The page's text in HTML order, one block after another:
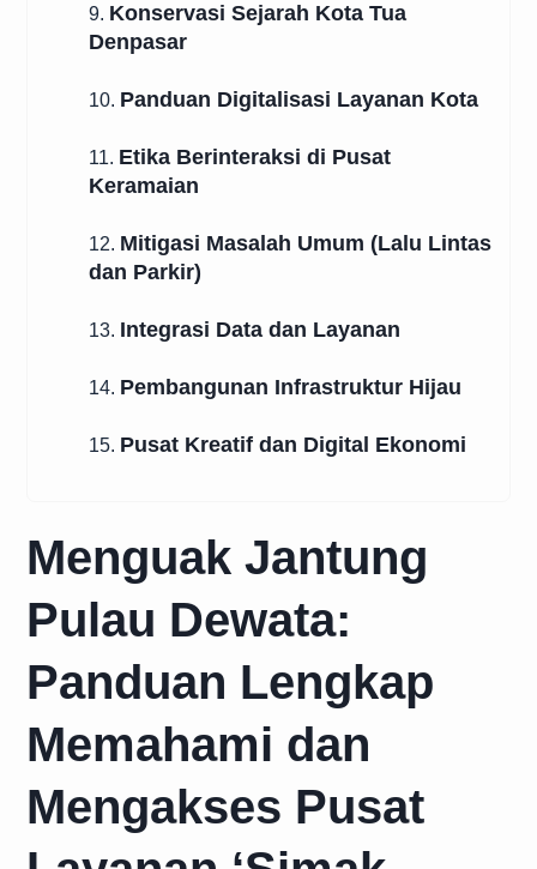
9. Konservasi Sejarah Kota Tua
Denpasar
10. Panduan Digitalisasi Layanan Kota
11. Etika Berinteraksi di Pusat
Keramaian
12. Mitigasi Masalah Umum (Lalu Lintas
dan Parkir)
13. Integrasi Data dan Layanan
14. Pembangunan Infrastruktur Hijau
15. Pusat Kreatif dan Digital Ekonomi
Menguak Jantung
Pulau Dewata:
Panduan Lengkap
Memahami dan
Mengakses Pusat